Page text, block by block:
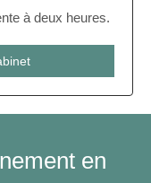
à deux heures.
en